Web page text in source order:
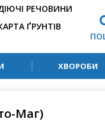
РЕЧОВИНИ
ҐРУНТІВ
ХВОРОБИ
Маг)